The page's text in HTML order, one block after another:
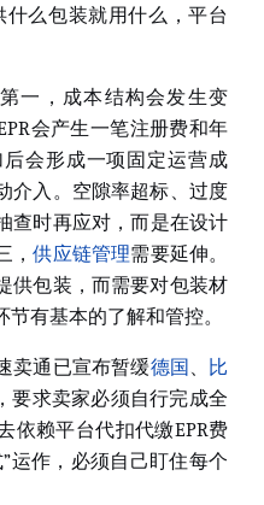
什么包装就用什么，平台
一，成本结构会发生变
会产生一笔注册费和年
会形成一项固定运营成
介入。空隙率超标、过度
查时再应对，而是在设计
，供应链管理需要延伸。
供包装，而需要对包装材
有基本的了解和管控。
卖通已宣布暂缓德国 、
比
要求卖家必须自行完成全
依赖平台代扣代缴EPR费
运作，必须自己盯住每个